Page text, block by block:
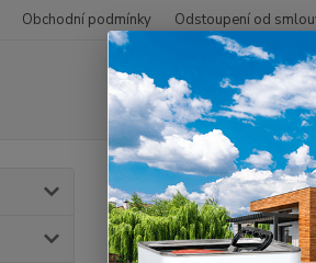
Obchodní podmínky Odstoupení od
Úvod OSMO - přírodní
3098